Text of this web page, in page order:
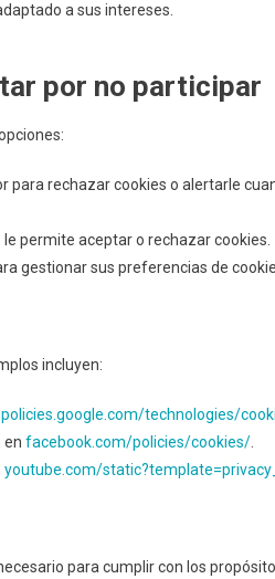
a sus intereses.
por no participar
para rechazar cookies o alertarle
permite aceptar o rechazar cookies.
gestionar sus preferencias de
incluyen:
policies.google.com/technologies/
en facebook.com/policies/cookies/
youtube.com/
para cumplir con los